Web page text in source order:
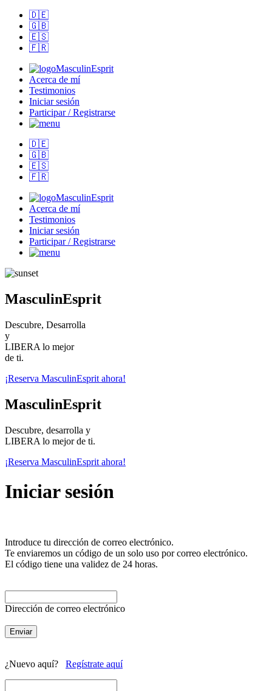
🇩🇪
🇬🇧
🇪🇸
🇫🇷
MasculinEsprit
Acerca de mí
Testimonios
Iniciar sesión
Participar / Registrarse
🇩🇪
🇬🇧
🇪🇸
🇫🇷
MasculinEsprit
Acerca de mí
Testimonios
Iniciar sesión
Participar / Registrarse
MasculinEsprit
Descubre, Desarrolla
y
LIBERA lo mejor
de ti.
¡Reserva MasculinEsprit ahora!
MasculinEsprit
Descubre, desarrolla y
LIBERA lo mejor de ti.
¡Reserva MasculinEsprit ahora!
Iniciar sesión
Introduce tu dirección de correo electrónico.
Te enviaremos un código de un solo uso por correo electrónico.
El código tiene una validez de 24 horas.
Dirección de correo electrónico
Enviar
¿Nuevo aquí? Regístrate aquí